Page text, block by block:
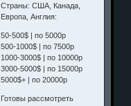
Страны: США, Канада,
Европа, Англия:
50-500$ | по 5000р
500-1000$ | по 7500р
1000-3000$ | по 10000р
3000-5000$ | по 15000р
5000$+ | по 20000р
Готовы рассмотреть